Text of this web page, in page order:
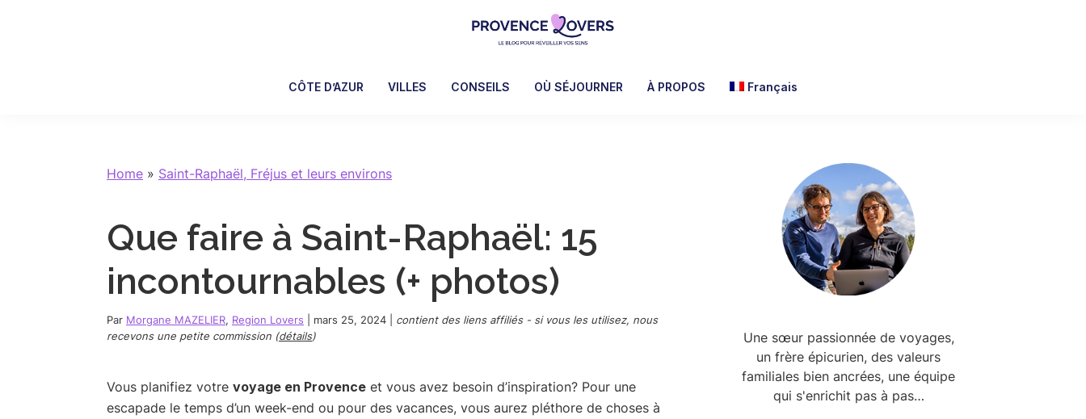
Lovers
réveiller
blog
de
Claire
et
Manu
CÔTE D’AZUR VILLES CONSEILS OÙ SÉJOURNER À PROPOS Français
Home » Saint-Raphaël, Fréjus et leurs environs
Que faire à Saint-Raphaël: 15
incontournables (+ photos)
Par Morgane MAZELIER, Region Lovers mars 25, 2024
contient des liens affiliés - si vous les utilisez, nous
recevons une petite commission (détails)
Vous planifiez votre voyage en Provence et vous avez besoin d’inspiration? Pour une
escapade le temps d’un week-end ou pour des vacances, vous aurez pléthore de choses à
Primary
Sidebar
Une sœur passionnée de voyages,
un frère épicurien, des valeurs
familiales bien ancrées, une équipe
qui s'enrichit pas à pas…